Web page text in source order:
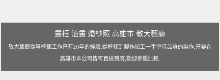
畫框 油畫 婚紗照 高雄市 敬大藝廊
敬大藝廊從事框藝工作已有20年的經驗,從框條到製作加工一手堅持品質的製作,只要在
高雄市本公司皆可直送到府,歡迎參觀比較.